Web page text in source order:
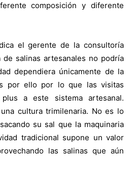
composición y diferente
el gerente de la consultoría
de salinas artesanales no podría
dependiera únicamente de la
por ello por lo que las visitas
a este sistema artesanal.
cultura trimilenaria. No es lo
su sal que la maquinaria
tradicional supone un valor
las salinas que aún